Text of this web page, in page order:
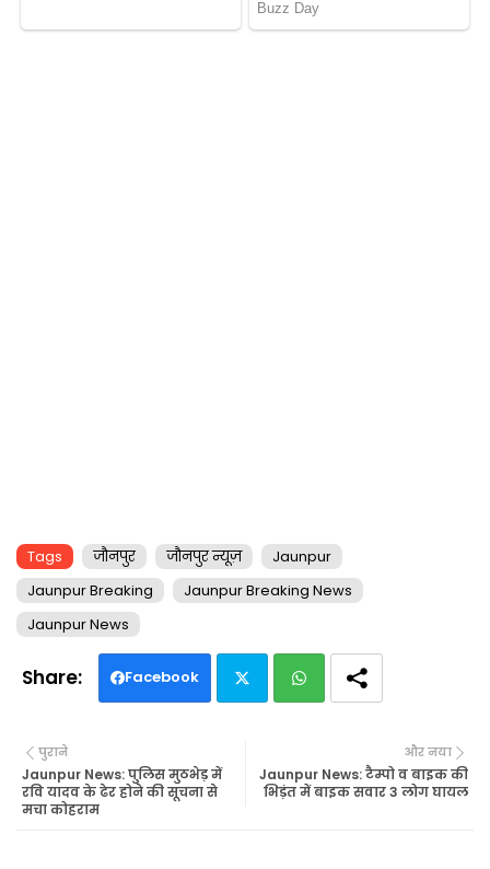
Tags जौनपुर जौनपुर न्यूज़
Jaunpur
Jaunpur Breaking
Jaunpur Breaking News
Jaunpur News
Facebook
ats
और नया
Jaunpur News: टैम्पो व बाइक की
भिड़ंत में बाइक सवार 3 लोग घायल
पुराने
Jaunpur News: पुलिस मुठभेड़ में
रवि यादव के ढेर होने की सूचना से
मचा कोहराम